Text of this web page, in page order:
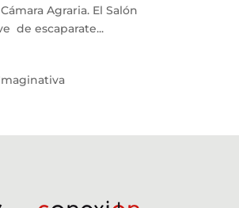
Agraria. El Salón
de escaparate...